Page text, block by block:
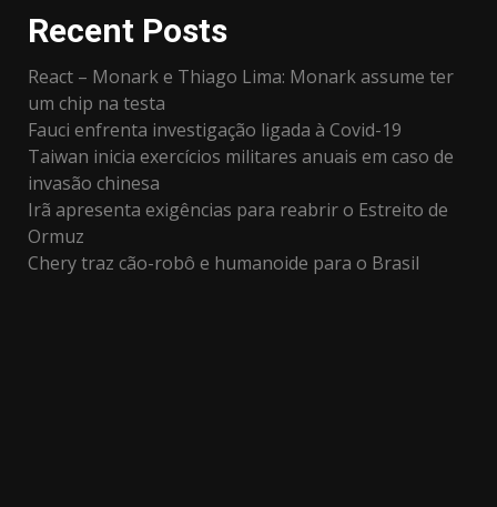
Recent Posts
React – Monark e Thiago Lima: Monark assume ter
um chip na testa
Fauci enfrenta investigação ligada à Covid-19
Taiwan inicia exercícios militares anuais em caso de
invasão chinesa
Irã apresenta exigências para reabrir o Estreito de
Ormuz
Chery traz cão-robô e humanoide para o Brasil